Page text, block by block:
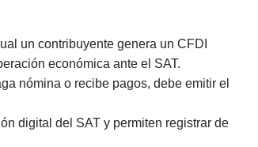
un contribuyente genera un CFDI
económica ante el SAT.
nómina o recibe pagos, debe emitir el
digital del SAT y permiten registrar de